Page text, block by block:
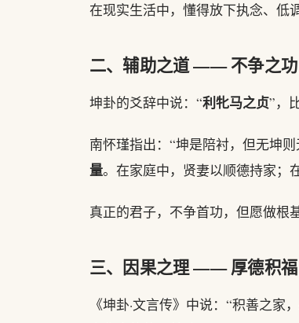
在现实生活中，懂得放下执念、低
二、辅助之道 —— 不争之
坤卦的爻辞中说：“利牝马之贞”，
南怀瑾指出：“坤是陪衬，但无坤则
量。在家庭中，贤妻以顺德持家；
真正的君子，不争首功，但愿做根基
三、因果之理 —— 厚德积
《坤卦·文言传》中说：“积善之